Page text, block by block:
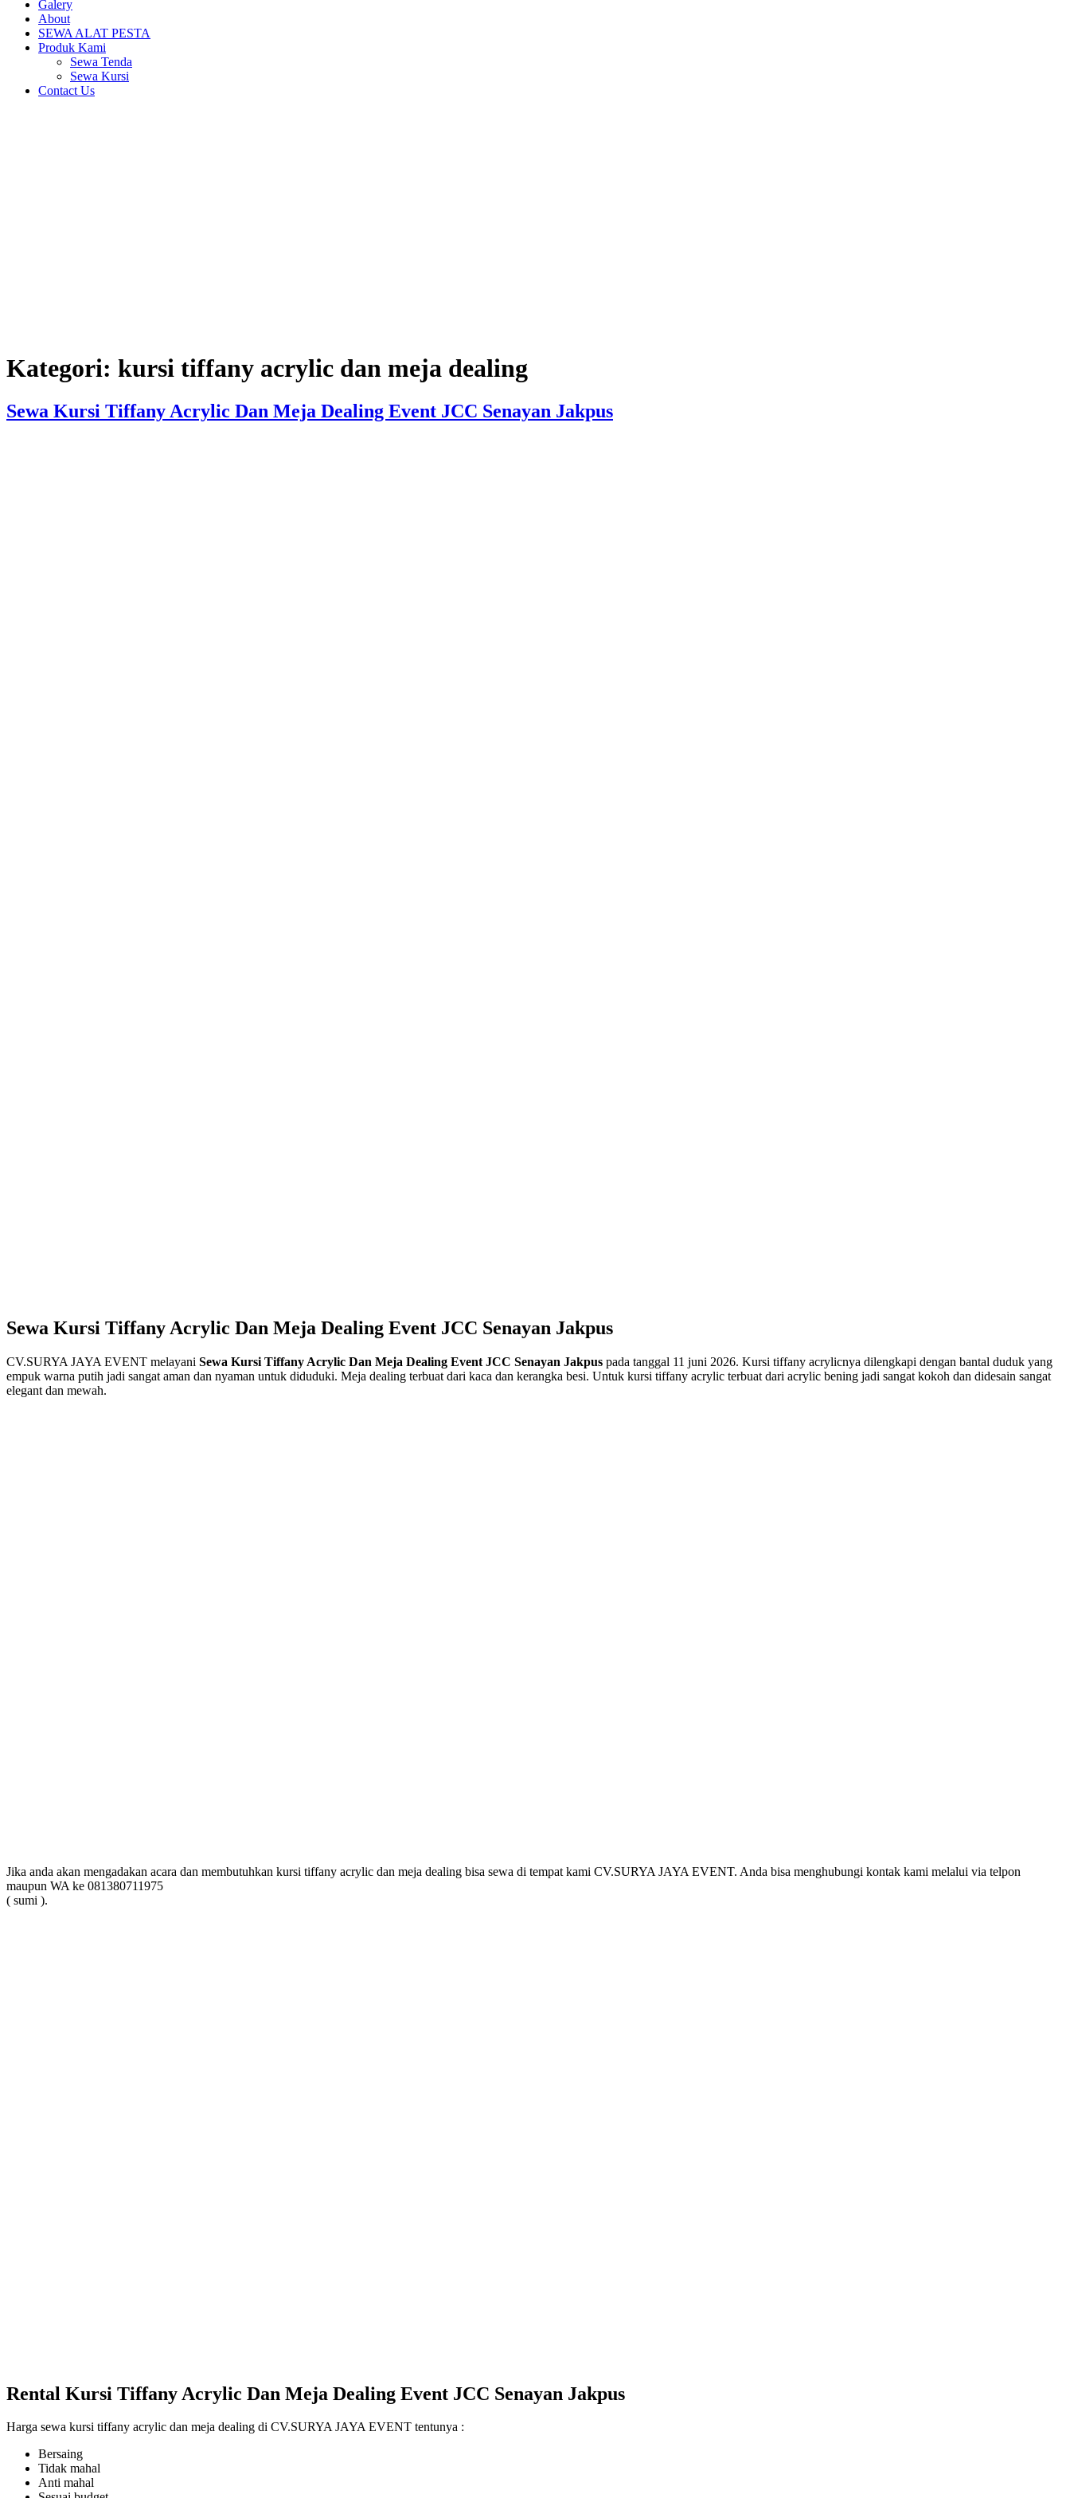
Galery
About
SEWA ALAT PESTA
Produk Kami
Sewa Tenda
Sewa Kursi
Contact Us
Kategori: kursi tiffany acrylic dan meja dealing
Sewa Kursi Tiffany Acrylic Dan Meja Dealing Event JCC Senayan Jakpus
Sewa Kursi Tiffany Acrylic Dan Meja Dealing Event JCC Senayan Jakpus
CV.SURYA JAYA EVENT melayani Sewa Kursi Tiffany Acrylic Dan Meja Dealing Event JCC Senayan Jakpus pada tanggal 11 juni 2026. Kursi tiffany acrylicnya dilengkapi dengan bantal duduk yang
empuk warna putih jadi sangat aman dan nyaman untuk diduduki. Meja dealing terbuat dari kaca dan kerangka besi. Untuk kursi tiffany acrylic terbuat dari acrylic bening jadi sangat kokoh dan didesain sangat
elegant dan mewah.
Jika anda akan mengadakan acara dan membutuhkan kursi tiffany acrylic dan meja dealing bisa sewa di tempat kami CV.SURYA JAYA EVENT. Anda bisa menghubungi kontak kami melalui via telpon
maupun WA ke 081380711975
( sumi ).
Rental Kursi Tiffany Acrylic Dan Meja Dealing Event JCC Senayan Jakpus
Harga sewa kursi tiffany acrylic dan meja dealing di CV.SURYA JAYA EVENT tentunya :
Bersaing
Tidak mahal
Anti mahal